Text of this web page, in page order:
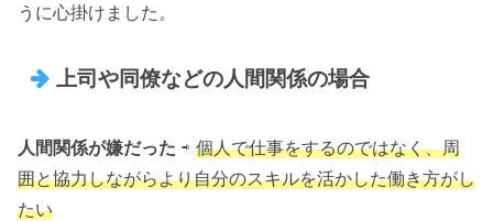
うに心掛けました。
上司や同僚などの人間関係の場合
人間関係が嫌だった ⇨ 個人で仕事をするのではなく、周
囲と協力しながらより自分のスキルを活かした働き方がし
たい